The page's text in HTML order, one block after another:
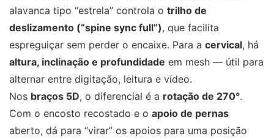
alavanca tipo “estrela” controla o trilho de
deslizamento (“spine sync full”), que facilita
espreguiçar sem perder o encaixe. Para a cervical, há
altura, inclinação e profundidade em mesh — útil para
alternar entre digitação, leitura e vídeo.
Nos braços 5D, o diferencial é a rotação de 270°.
Com o encosto recostado e o apoio de pernas
aberto, dá para “virar” os apoios para uma posição